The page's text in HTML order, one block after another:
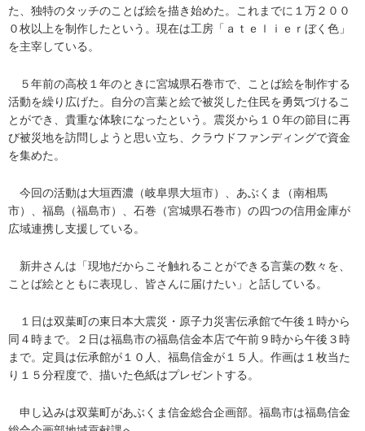
た、独特のタッチのことば絵を描き始めた。これまでに１万２００
０枚以上を制作したという。現在は工房「ａｔｅｌｉｅｒぼく色」
を主宰している。
５年前の高校１年のときに宮城県石巻市で、ことば絵を制作する
活動を繰り広げた。自分の言葉と絵で被災した住民を勇気づけるこ
とができ、貴重な体験になったという。震災から１０年の節目に再
び被災地を訪問しようと思い立ち、クラウドファンディングで資金
を集めた。
今回の活動は大垣西濃（岐阜県大垣市）、あぶくま（南相馬
市）、福島（福島市）、石巻（宮城県石巻市）の四つの信用金庫が
広域連携し支援している。
新井さんは「現地だからこそ触れることができる言葉の数々を、
ことば絵とともに表現し、皆さんに届けたい」と話している。
１日は双葉町の東日本大震災・原子力災害伝承館で午後１時から
同４時まで。２日は福島市の福島信金本店で午前９時から午後３時
まで。定員は伝承館が１０人、福島信金が１５人。作画は１枚当た
り１５分程度で、描いた色紙はプレゼントする。
申し込みは双葉町があぶくま信金総合企画部。福島市は福島信金